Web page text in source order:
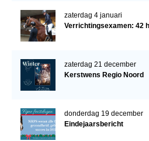
zaterdag 4 januari
Verrichtingsexamen: 42
zaterdag 21 december
Kerstwens Regio Noord
donderdag 19 december
Eindejaarsbericht